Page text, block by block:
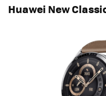
Huawei New